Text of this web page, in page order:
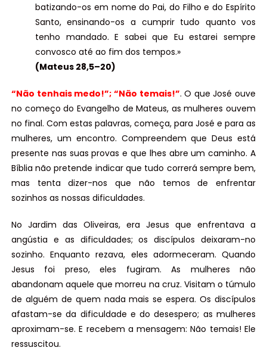
batizando-os em nome do Pai, do Filho e do Espírito
Santo, ensinando-os a cumprir tudo quanto vos
tenho mandado. E sabei que Eu estarei sempre
convosco até ao fim dos tempos.»
(Mateus 28,5–20)
“Não tenhais medo!”; “Não temais!”. O que José ouve
no começo do Evangelho de Mateus, as mulheres ouvem
no final. Com estas palavras, começa, para José e para as
mulheres, um encontro. Compreendem que Deus está
presente nas suas provas e que lhes abre um caminho. A
Bíblia não pretende indicar que tudo correrá sempre bem,
mas tenta dizer-nos que não temos de enfrentar
sozinhos as nossas dificuldades.
No Jardim das Oliveiras, era Jesus que enfrentava a
angústia e as dificuldades; os discípulos deixaram-no
sozinho. Enquanto rezava, eles adormeceram. Quando
Jesus foi preso, eles fugiram. As mulheres não
abandonam aquele que morreu na cruz. Visitam o túmulo
de alguém de quem nada mais se espera. Os discípulos
afastam-se da dificuldade e do desespero; as mulheres
aproximam-se. E recebem a mensagem: Não temais! Ele
ressuscitou.